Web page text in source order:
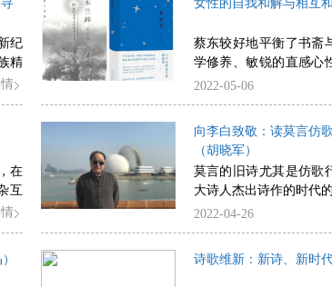
纪
精
形
女性的自我和解与相互
蔡东较好地平衡了书斋
学修养、敏锐的直感心
对生活的还原能力和艺
2022-05-06
在
互
向李白致敬：读莫言仿
（胡晓军）
莫言的旧诗尤其是仿歌
大诗人杰出诗作的时代
2022-04-26
诗歌维新：新诗、新时